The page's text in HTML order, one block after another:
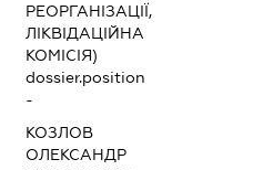
РЕОРГАНІЗАЦІЇ,
ЛІКВІДАЦІЙНА
КОМІСІЯ)
dossier.position
-
КОЗЛОВ
ОЛЕКСАНДР